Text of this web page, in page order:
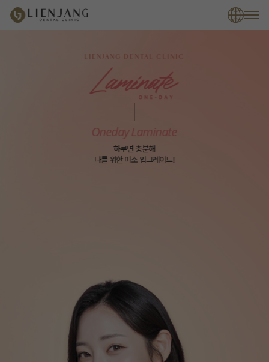
LIENJANG DENTAL CLINIC
Oneday Laminate
하루면 충분해
나를 위한 미소 업그레이드!